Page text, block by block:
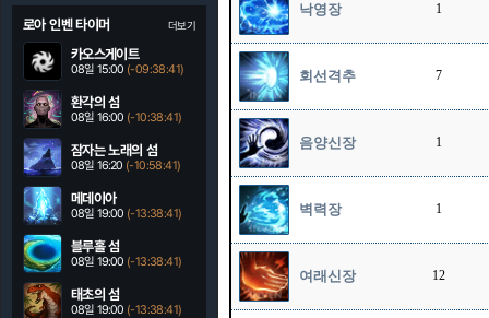
로아 인벤 타이머 더보기
카오스게이트
08일 15:00 (-09:38:40)
환각의 섬
08일 16:00 (-10:38:40)
잠자는 노래의 섬
08일 16:20 (-10:58:40)
메데이아
08일 19:00 (-13:38:40)
블루홀 섬
08일 19:00 (-13:38:40)
태초의 섬
08일 19:00 (-13:38:40)
낙영장 1
회선격추 7
음양신장 1
벽력장 1
여래신장 12